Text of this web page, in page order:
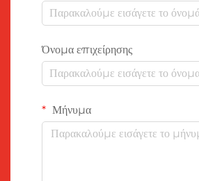
Όνομα επιχείρησης
Μήνυμα